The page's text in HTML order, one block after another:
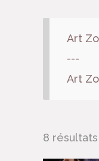
Art
---
Art
8